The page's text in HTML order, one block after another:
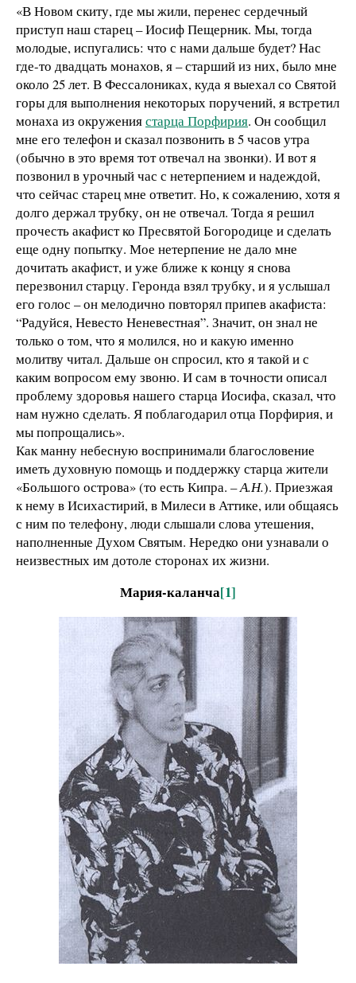
«В Новом скиту, где мы жили, перенес сердечный
приступ наш старец – Иосиф Пещерник. Мы, тогда
молодые, испугались: что с нами дальше будет? Нас
где-то двадцать монахов, я – старший из них, было мне
около 25 лет. В Фессалониках, куда я выехал со Святой
горы для выполнения некоторых поручений, я встретил
монаха из окружениястарца Порфирия. Он сообщил
мне его телефон и сказал позвонить в 5 часов утра
(обычно в это время тот отвечал на звонки). И вот я
позвонил в урочный час с нетерпением и надеждой,
что сейчас старец мне ответит. Но, к сожалению, хотя я
долго держал трубку, он не отвечал. Тогда я решил
прочесть акафист ко Пресвятой Богородице и сделать
еще одну попытку. Мое нетерпение не дало мне
дочитать акафист, и уже ближе к концу я снова
перезвонил старцу. Геронда взял трубку, и я услышал
его голос – он мелодично повторял припев акафиста:
“Радуйся, Невесто Неневестная”. Значит, он знал не
только о том, что я молился, но и какую именно
молитву читал. Дальше он спросил, кто я такой и с
каким вопросом ему звоню. И сам в точности описал
проблему здоровья нашего старца Иосифа, сказал, что
нам нужно сделать. Я поблагодарил отца Порфирия, и
мы попрощались».
Как манну небесную воспринимали благословение
иметь духовную помощь и поддержку старца жители
«Большого острова» (то есть Кипра. – А.Н.). Приезжая
к нему в Исихастирий, в Милеси в Аттике, или общаясь
с ним по телефону, люди слышали слова утешения,
наполненные Духом Святым. Нередко они узнавали о
неизвестных им дотоле сторонах их жизни.
Мария-каланча[1]